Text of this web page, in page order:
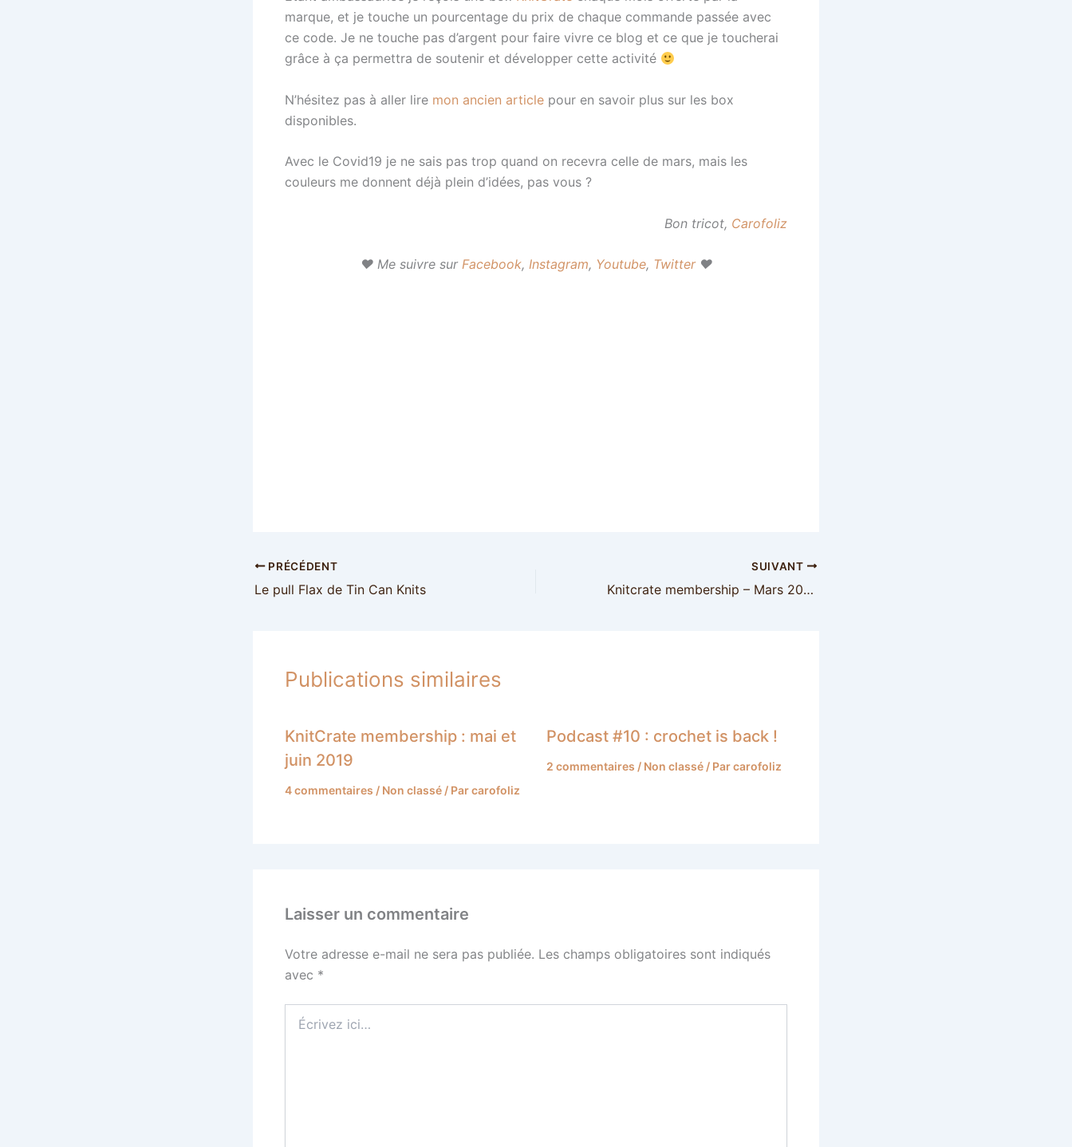
marque, et je touche un pourcentage du prix de chaque commande passée avec
ce code. Je ne touche pas d’argent pour faire vivre ce blog et ce que je toucherai
grâce à ça permettra de soutenir et développer cette activité
N’hésitez pas à aller lire mon ancien article pour en savoir plus sur les box
disponibles.
Avec le Covid19 je ne sais pas trop quand on recevra celle de mars, mais les
couleurs me donnent déjà plein d’idées, pas vous ?
Bon tricot, Carofoliz
♥ Me suivre sur Facebook, Instagram, Youtube, Twitter♥
PRÉCÉDENT
Le pull Flax de Tin Can Knits
SUIVANT
Knitcrate membership – Mars 2020
Publications similaires
KnitCrate membership : mai et
juin 2019
4 commentaires / Non classé / Parcarofoliz
Podcast #10 : crochet is back !
2 commentaires / Non classé/ Parcarofoliz
Laisser un commentaire
Votre adresse e-mail ne sera pas publiée. Les champs obligatoires sont indiqués
avec *
ici…